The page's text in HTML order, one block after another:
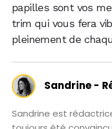
papilles sont vos
trim qui vous fera
pleinement de
Sandrine -
Sandrine est